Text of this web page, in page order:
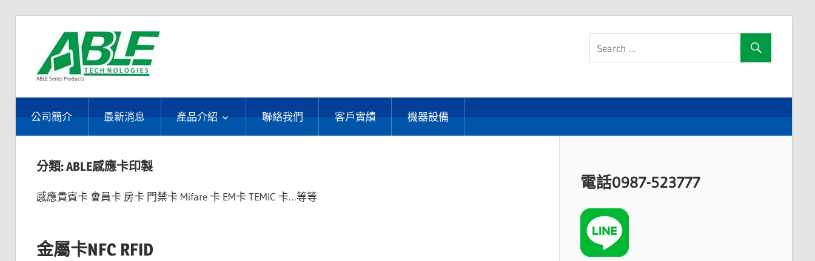
content
雅
正
ABLE Series Products
公司簡介 最新消息 產品介紹 聯絡我們 客戶實績 機器設備
分類:ABLE感應卡印製
感應貴賓卡 會員卡 房卡 門禁卡 Mifare 卡 EM卡 TEMIC 卡…等等
金屬卡NFC RFID
電話0987-523777